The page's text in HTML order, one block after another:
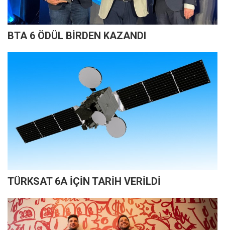
BTA 6 ÖDÜL BİRDEN KAZANDI
TÜRKSAT 6A İÇİN TARİH VERİLDİ